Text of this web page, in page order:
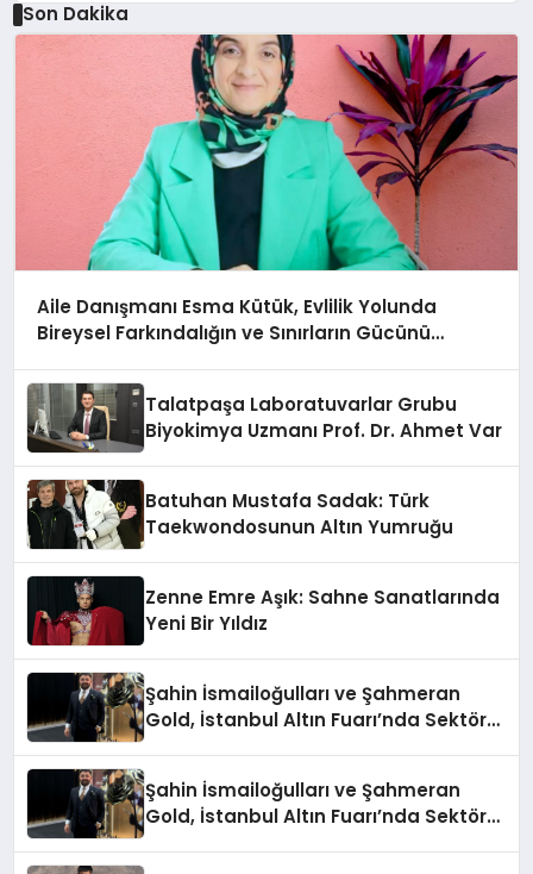
Son Dakika
Aile Danışmanı Esma Kütük, Evlilik Yolunda
Bireysel Farkındalığın ve Sınırların Gücünü
Talatpaşa Laboratuvarlar Grubu
Biyokimya Uzmanı Prof. Dr. Ahmet Var
Batuhan Mustafa Sadak: Türk
Taekwondosunun Altın Yumruğu
Zenne Emre Aşık: Sahne Sanatlarında
Yeni Bir Yıldız
Şahin İsmailoğulları ve Şahmeran
Gold, İstanbul Altın Fuarı’nda Sektöre
Şahin İsmailoğulları ve Şahmeran
Gold, İstanbul Altın Fuarı’nda Sektöre